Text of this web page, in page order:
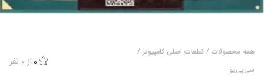
همه محصولات / قطعات اصلی کامپیوتر /
سی‌پی‌یو
0 از 0 نفر